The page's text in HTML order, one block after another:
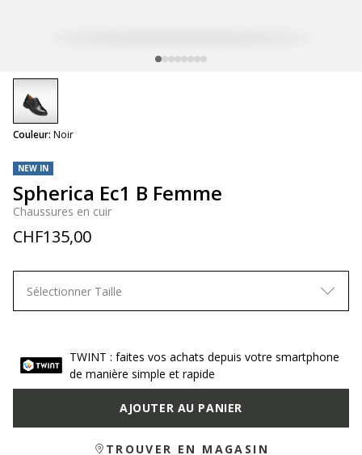
NEW IN
Spherica Ec1 B Femme
Chaussures en cuir
CHF135,00
Couleur: Noir
selected
Sélectionner Taille
TWINT : faites vos achats depuis votre smartphone
de manière simple et rapide
AJOUTER AU PANIER
TROUVER EN MAGASIN